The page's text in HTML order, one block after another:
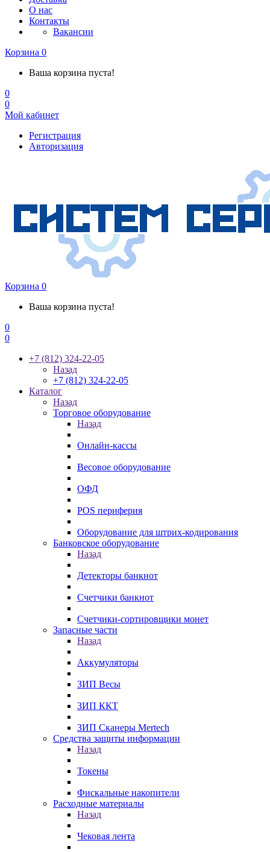
О нас
Контакты
Вакансии
Корзина 0
Ваша корзина пуста!
0
0
Мой кабинет
Регистрация
Авторизация
Корзина 0
Ваша корзина пуста!
0
0
+7 (812) 324-22-05
Назад
+7 (812) 324-22-05
Каталог
Назад
Торговое оборудование
Назад
Онлайн-кассы
Весовое оборудование
ОФД
POS периферия
Оборудование для штрих-кодирования
Банковское оборудование
Назад
Детекторы банкнот
Счетчики банкнот
Счетчики-сортировщики монет
Запасные части
Назад
Аккумуляторы
ЗИП Весы
ЗИП ККТ
ЗИП Сканеры Mertech
Средства защиты информации
Назад
Токены
Фискальные накопители
Расходные материалы
Назад
Чековая лента